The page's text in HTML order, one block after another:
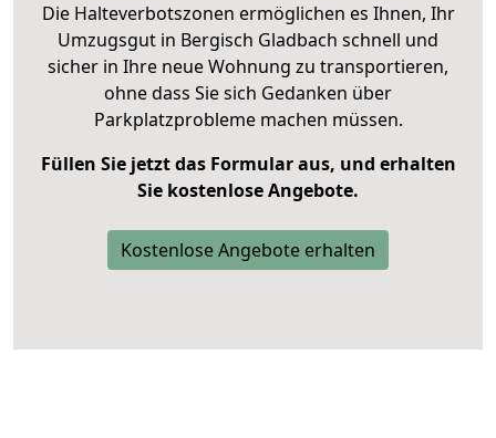
Die Halteverbotszonen ermöglichen es Ihnen, Ihr
Umzugsgut in Bergisch Gladbach schnell und
sicher in Ihre neue Wohnung zu transportieren,
ohne dass Sie sich Gedanken über
Parkplatzprobleme machen müssen.
Füllen Sie jetzt das Formular aus, und erhalten
Sie kostenlose Angebote.
Kostenlose Angebote erhalten